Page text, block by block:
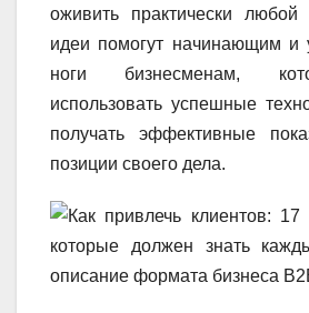
оживить практически
идеи помогут начинающим и
ноги бизнесменам,
использовать успешные
получать эффективные
позиции своего дела.